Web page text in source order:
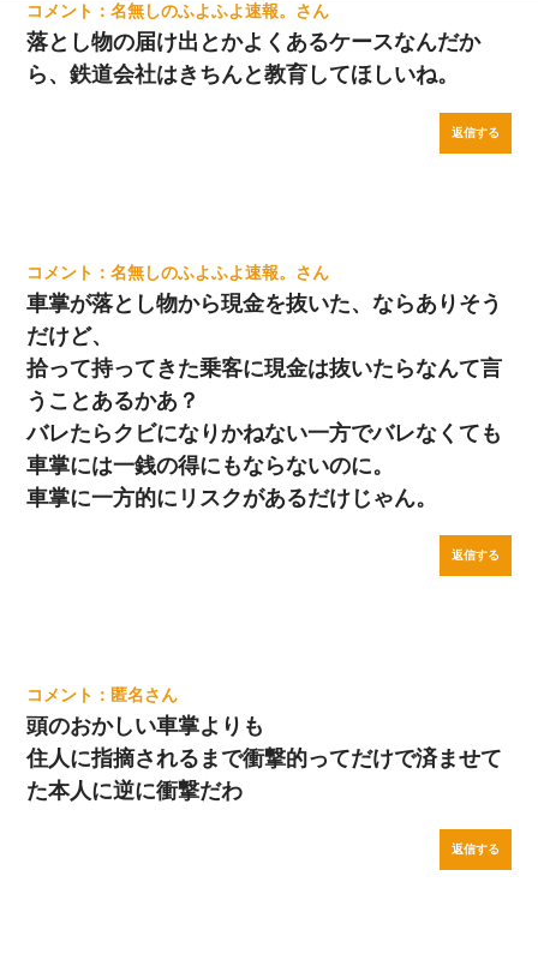
名無しのふよふよ速報。
落とし物の届け出とかよくあるケースなんだか
ら、鉄道会社はきちんと教育してほしいね。
返信する
名無しのふよふよ速報。
車掌が落とし物から現金を抜いた、ならありそう
だけど、
拾って持ってきた乗客に現金は抜いたらなんて言
うことあるかあ？
バレたらクビになりかねない一方でバレなくても
車掌には一銭の得にもならないのに。
車掌に一方的にリスクがあるだけじゃん。
返信する
匿名
頭のおかしい車掌よりも
住人に指摘されるまで衝撃的ってだけで済ませて
た本人に逆に衝撃だわ
返信する